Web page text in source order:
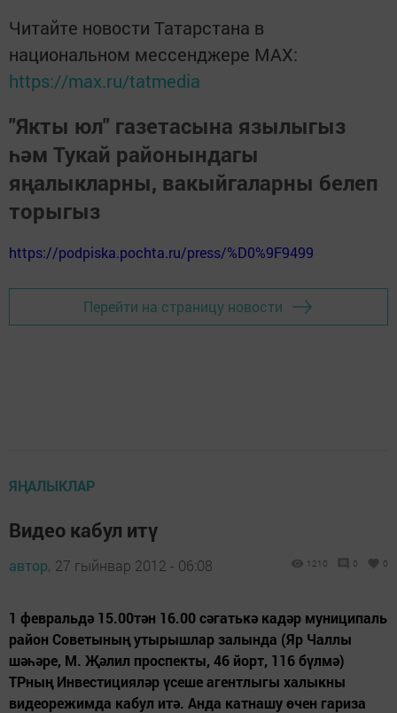
Читайте новости Татарстана в
национальном мессенджере MАХ:
https://max.ru/tatmedia
"Якты юл" газетасына язылыгыз
һәм Тукай районындагы
яңалыкларны, вакыйгаларны белеп
торыгыз
https://podpiska.pochta.ru/press/%D0%9F9499
Перейти на страницу новости
ЯҢАЛЫКЛАР
Видео кабул итү
автор, 27 гыйнвар 2012 - 06:08 1210 0 0
1 февральдә 15.00тән 16.00 сәгатькә кадәр муниципаль
район Советының утырышлар залында (Яр Чаллы
шәһәре, М. Җәлил проспекты, 46 йорт, 116 бүлмә)
ТРның Инвестицияләр үсеше агентлыгы халыкны
видеорежимда кабул итә. Анда катнашу өчен гариза